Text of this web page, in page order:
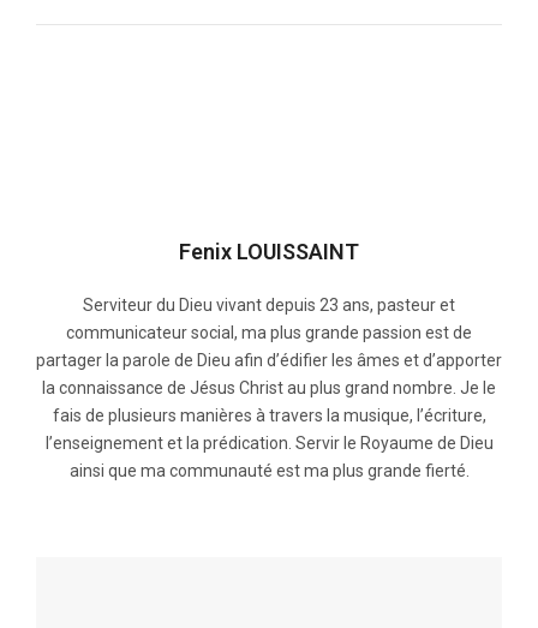
Fenix LOUISSAINT
Serviteur du Dieu vivant depuis 23 ans, pasteur et
communicateur social, ma plus grande passion est de
partager la parole de Dieu afin d’édifier les âmes et d’apporter
la connaissance de Jésus Christ au plus grand nombre. Je le
fais de plusieurs manières à travers la musique, l’écriture,
l’enseignement et la prédication. Servir le Royaume de Dieu
ainsi que ma communauté est ma plus grande fierté.